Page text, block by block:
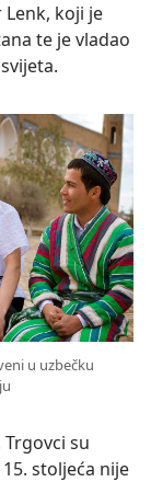
koji je
te je vladao
u uzbečku
su
stoljeća nije